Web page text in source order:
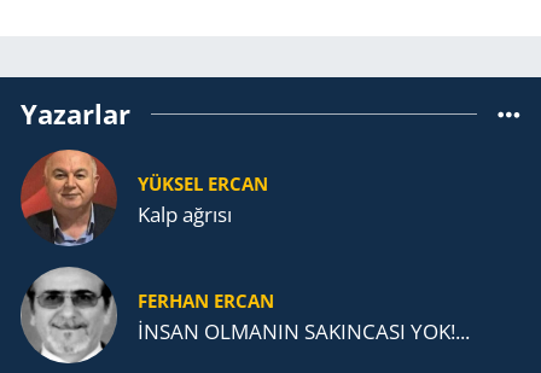
Yazarlar
YÜKSEL ERCAN
Kalp ağrısı
FERHAN ERCAN
İNSAN OLMANIN SAKINCASI YOK!...